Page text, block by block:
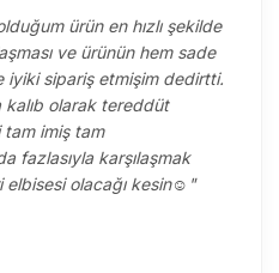
en hızlı şekilde
ve ürünün hem sade
kalıb olarak tereddüt
tam imiş tam
fazlasıyla karşılaşmak
elbisesi olacağı kesin☺️"